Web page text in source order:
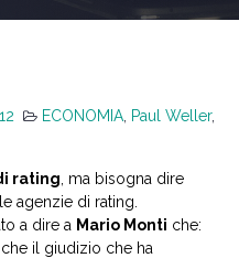
ECONOMIA Paul Weller,
rating , ma bisogna dire
agenzie di rating.
a dire a Mario Monti che:
il giudizio che ha